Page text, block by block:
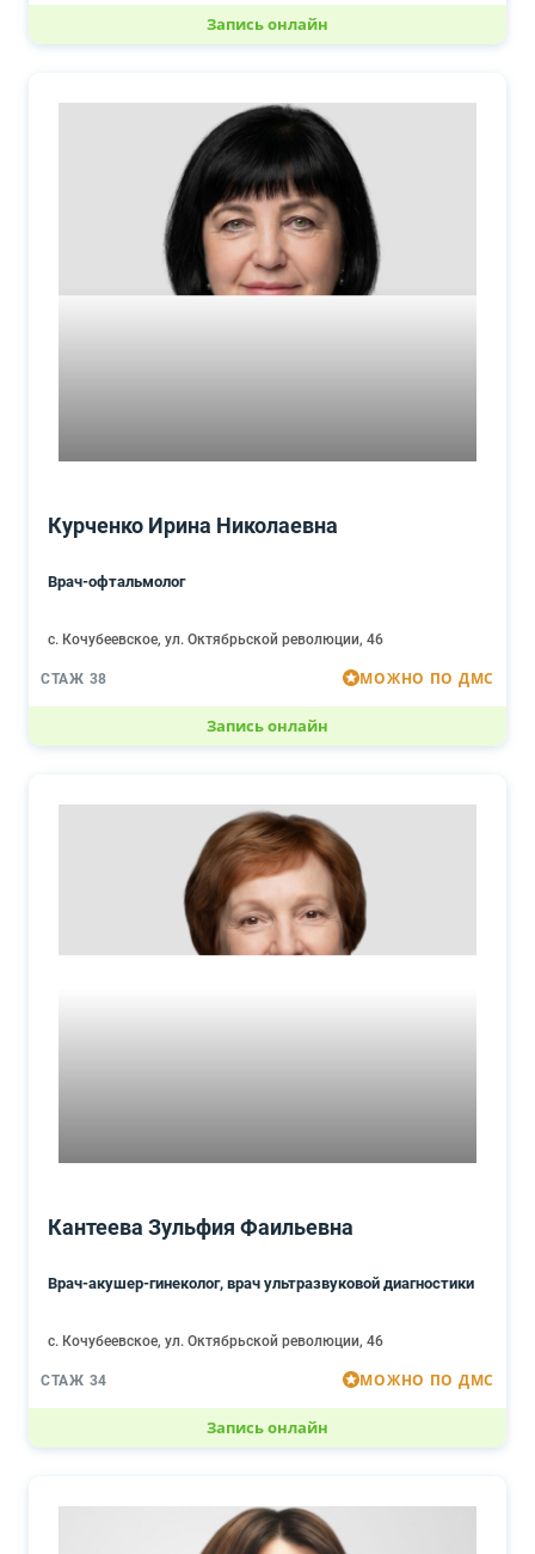
Запись онлайн
Курченко Ирина Николаевна
Врач-офтальмолог
с. Кочубеевское, ул. Октябрьской революции, 46
СТАЖ 38 МОЖНО ПО ДМС
Запись онлайн
Кантеева Зульфия Фаильевна
Врач-акушер-гинеколог, врач ультразвуковой диагностики
с. Кочубеевское, ул. Октябрьской революции, 46
СТАЖ 34 МОЖНО ПО ДМС
Запись онлайн